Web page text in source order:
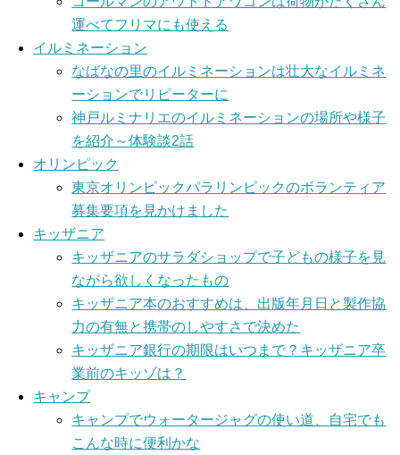
運べてフリマにも使える
イルミネーション
なばなの里のイルミネーションは壮大なイルミネ
ーションでリピーターに
神戸ルミナリエのイルミネーションの場所や様子
を紹介～体験談2話
オリンピック
東京オリンピックパラリンピックのボランティア
募集要項を見かけました
キッザニア
キッザニアのサラダショップで子どもの様子を見
ながら欲しくなったもの
キッザニア本のおすすめは、出版年月日と製作協
力の有無と携帯のしやすさで決めた
キッザニア銀行の期限はいつまで？キッザニア卒
業前のキッゾは？
キャンプ
キャンプでウォータージャグの使い道、自宅でも
こんな時に便利かな